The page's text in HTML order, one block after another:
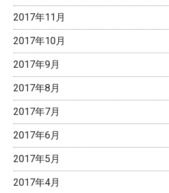
2017年11月
2017年10月
2017年9月
2017年8月
2017年7月
2017年6月
2017年5月
2017年4月